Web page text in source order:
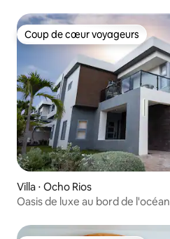
Coup de cœur voyageurs
Coup de cœur voyageurs
Villa ⋅ Ocho Rios
Oasis de luxe au bord de l'océan